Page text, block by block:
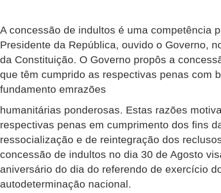
A concessão de indultos é uma competência
Presidente da República, ouvido o Governo,
da Constituição. O Governo propôs a
que têm cumprido as respectivas penas com
fundamento emrazões
humanitárias ponderosas. Estas razões
respectivas penas em cumprimento dos fins
ressocialização e de reintegração dos
concessão de indultos no dia 30 de Agosto
aniversário do dia do referendo de exercício
autodeterminação nacional.